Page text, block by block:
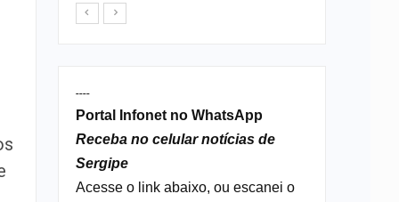
----
Portal Infonet no WhatsApp
Receba no celular notícias de
Sergipe
Acesse o link abaixo, ou escanei o